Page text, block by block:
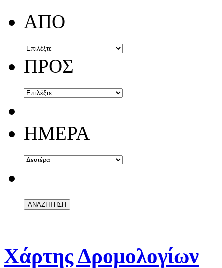
ΑΠΟ
ΠΡΟΣ
ΗΜΕΡΑ
Χάρτης Δρομολογίων